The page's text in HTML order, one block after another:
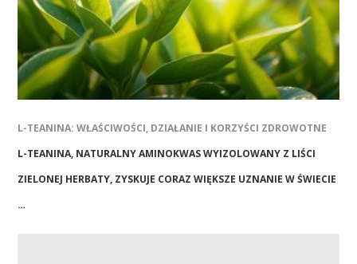
L-TEANINA: WŁAŚCIWOŚCI, DZIAŁANIE I KORZYŚCI ZDROWOTNE
L-TEANINA, NATURALNY AMINOKWAS WYIZOLOWANY Z LIŚCI
ZIELONEJ HERBATY, ZYSKUJE CORAZ WIĘKSZE UZNANIE W ŚWIECIE
…